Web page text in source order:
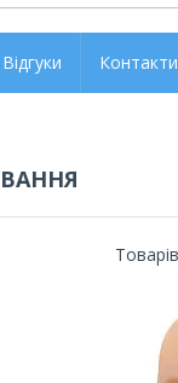
Відгуки Контакти